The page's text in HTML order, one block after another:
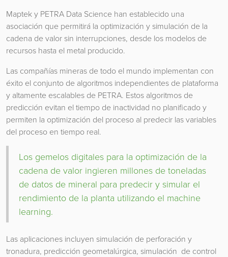
Maptek y PETRA Data Science han establecido una
asociación que permitirá la optimización y simulación de la
cadena de valor sin interrupciones, desde los modelos de
recursos hasta el metal producido.
Las compañías mineras de todo el mundo implementan con
éxito el conjunto de algoritmos independientes de plataforma
y altamente escalables de PETRA. Estos algoritmos de
predicción evitan el tiempo de inactividad no planificado y
permiten la optimización del proceso al predecir las variables
del proceso en tiempo real.
Los gemelos digitales para la optimización de la
cadena de valor ingieren millones de toneladas
de datos de mineral para predecir y simular el
rendimiento de la planta utilizando el machine
learning.
Las aplicaciones incluyen simulación de perforación y
tronadura, predicción geometalúrgica, simulación de control